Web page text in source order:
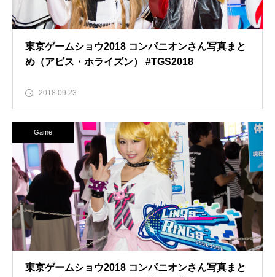
東京ゲームショウ2018 コンパニオンさん写真まと
め（アビス・ホライズン） #TGS2018
2018.09.23
Game
東京ゲームショウ2018 コンパニオンさん写真まと